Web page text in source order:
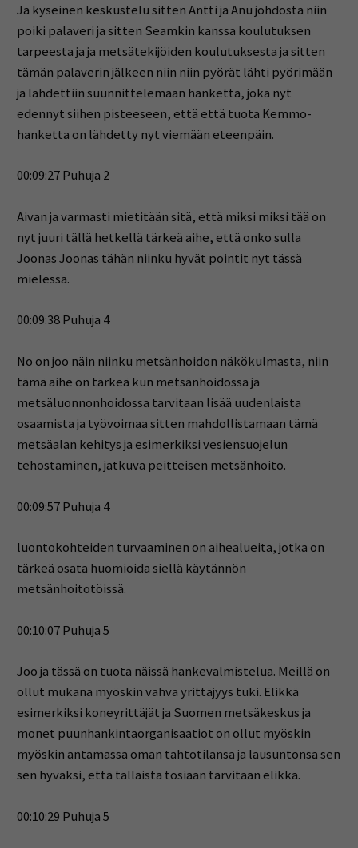
Ja kyseinen keskustelu sitten Antti ja Anu johdosta niin
poiki palaveri ja sitten Seamkin kanssa koulutuksen
tarpeesta ja ja metsätekijöiden koulutuksesta ja sitten
tämän palaverin jälkeen niin niin pyörät lähti pyörimään
ja lähdettiin suunnittelemaan hanketta, joka nyt
edennyt siihen pisteeseen, että että tuota Kemmo-
hanketta on lähdetty nyt viemään eteenpäin.
00:09:27 Puhuja 2
Aivan ja varmasti mietitään sitä, että miksi miksi tää on
nyt juuri tällä hetkellä tärkeä aihe, että onko sulla
Joonas Joonas tähän niinku hyvät pointit nyt tässä
mielessä.
00:09:38 Puhuja 4
No on joo näin niinku metsänhoidon näkökulmasta, niin
tämä aihe on tärkeä kun metsänhoidossa ja
metsäluonnonhoidossa tarvitaan lisää uudenlaista
osaamista ja työvoimaa sitten mahdollistamaan tämä
metsäalan kehitys ja esimerkiksi vesiensuojelun
tehostaminen, jatkuva peitteisen metsänhoito.
00:09:57 Puhuja 4
luontokohteiden turvaaminen on aihealueita, jotka on
tärkeä osata huomioida siellä käytännön
metsänhoitotöissä.
00:10:07 Puhuja 5
Joo ja tässä on tuota näissä hankevalmistelua. Meillä on
ollut mukana myöskin vahva yrittäjyys tuki. Elikkä
esimerkiksi koneyrittäjät ja Suomen metsäkeskus ja
monet puunhankintaorganisaatiot on ollut myöskin
myöskin antamassa oman tahtotilansa ja lausuntonsa sen
sen hyväksi, että tällaista tosiaan tarvitaan elikkä.
00:10:29 Puhuja 5